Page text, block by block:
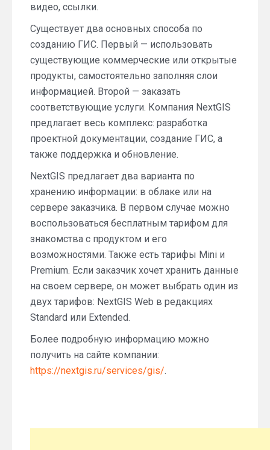
видео, ссылки.
Существует два основных способа по
созданию ГИС. Первый — использовать
существующие коммерческие или открытые
продукты, самостоятельно заполняя слои
информацией. Второй — заказать
соответствующие услуги. Компания NextGIS
предлагает весь комплекс: разработка
проектной документации, создание ГИС, а
также поддержка и обновление.
NextGIS предлагает два варианта по
хранению информации: в облаке или на
сервере заказчика. В первом случае можно
воспользоваться бесплатным тарифом для
знакомства с продуктом и его
возможностями. Также есть тарифы Mini и
Premium. Если заказчик хочет хранить данные
на своем сервере, он может выбрать один из
двух тарифов: NextGIS Web в редакциях
Standard или Extended.
Более подробную информацию можно
получить на сайте компании:
https://nextgis.ru/services/gis/.